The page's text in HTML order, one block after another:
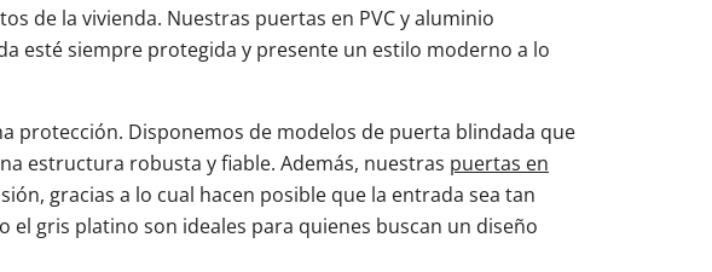
de la vivienda. Nuestras puertas en PVC y aluminio
esté siempre protegida y presente un estilo moderno a lo
protección. Disponemos de modelos de puerta blindada que
estructura robusta y fiable. Además, nuestras puertas en
gracias a lo cual hacen posible que la entrada sea tan
gris platino son ideales para quienes buscan un diseño